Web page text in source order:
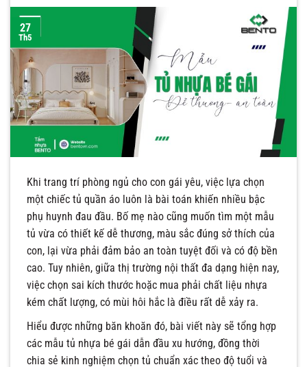
27
Th5
Khi trang trí phòng ngủ cho con gái yêu, việc lựa chọn
một chiếc tủ quần áo luôn là bài toán khiến nhiều bậc
phụ huynh đau đầu. Bố mẹ nào cũng muốn tìm một mẫu
tủ vừa có thiết kế dễ thương, màu sắc đúng sở thích của
con, lại vừa phải đảm bảo an toàn tuyệt đối và có độ bền
cao. Tuy nhiên, giữa thị trường nội thất đa dạng hiện nay,
việc chọn sai kích thước hoặc mua phải chất liệu nhựa
kém chất lượng, có mùi hôi hắc là điều rất dễ xảy ra.
Hiểu được những băn khoăn đó, bài viết này sẽ tổng hợp
các mẫu tủ nhựa bé gái dẫn đầu xu hướng, đồng thời
chia sẻ kinh nghiệm chọn tủ chuẩn xác theo độ tuổi và